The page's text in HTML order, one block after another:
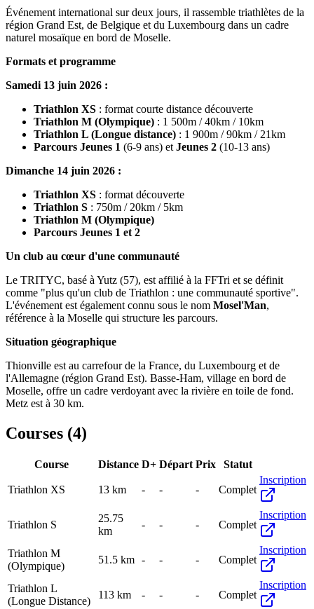
Événement international sur deux jours, il rassemble triathlètes de la
région Grand Est, de Belgique et du Luxembourg dans un cadre
naturel mosaïque en bord de Moselle.
Formats et programme
Samedi 13 juin 2026 :
Triathlon XS : format courte distance découverte
Triathlon M (Olympique) : 1 500m / 40km / 10km
Triathlon L (Longue distance) : 1 900m / 90km / 21km
Parcours Jeunes 1 (6-9 ans) et Jeunes 2 (10-13 ans)
Dimanche 14 juin 2026 :
Triathlon XS : format découverte
Triathlon S : 750m / 20km / 5km
Triathlon M (Olympique)
Parcours Jeunes 1 et 2
Un club au cœur d'une communauté
Le TRITYC, basé à Yutz (57), est affilié à la FFTri et se définit
comme "plus qu'un club de Triathlon : une communauté sportive".
L'événement est également connu sous le nom Mosel'Man,
référence à la Moselle qui structure les parcours.
Situation géographique
Thionville est au carrefour de la France, du Luxembourg et de
l'Allemagne (région Grand Est). Basse-Ham, village en bord de
Moselle, offre un cadre verdoyant avec la rivière en toile de fond.
Metz est à 30 km.
Courses (4)
Course Distance D+ Départ Prix Statut
Triathlon XS 13 km - - - Complet
Inscription
Triathlon S
25.75
km
- - - Complet
Inscription
Triathlon M
(Olympique)
51.5 km - - - Complet
Inscription
Triathlon L
(Longue Distance)
113 km - - - Complet
Inscription